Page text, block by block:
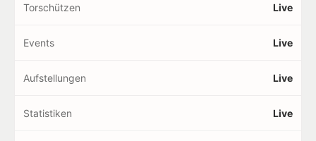
Torschützen Live
Events Live
Aufstellungen Live
Statistiken Live